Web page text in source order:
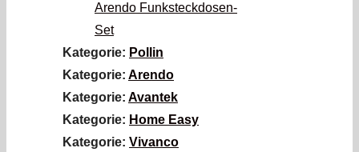
Arendo Funksteckdosen-
Set
Kategorie: Pollin
Kategorie: Arendo
Kategorie: Avantek
Kategorie: Home Easy
Kategorie: Vivanco